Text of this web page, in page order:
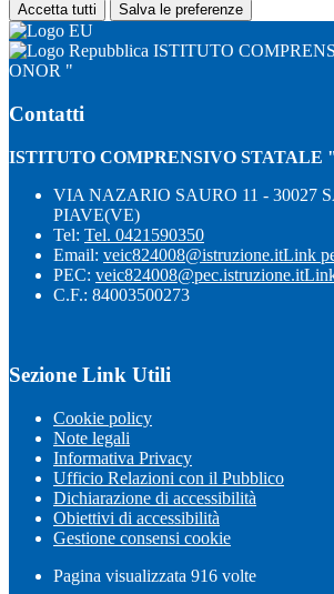
Accetta tutti Salva le preferenze
ISTITUTO
ONOR "
Contatti
ISTITUTO COMPRENSIVO STATALE
VIA NAZARIO SAURO 11 - 30027
PIAVE(VE)
Tel: Tel. 0421590350
Email: veic824008@istruzione.itLink
PEC: veic824008@pec.istruzione.it
C.F.: 84003500273
Sezione Link Utili
Cookie policy
Note legali
Informativa Privacy
Ufficio Relazioni con il Pubblico
Dichiarazione di accessibilità
Obiettivi di accessibilità
Gestione consensi cookie
Pagina visualizzata 916 volte